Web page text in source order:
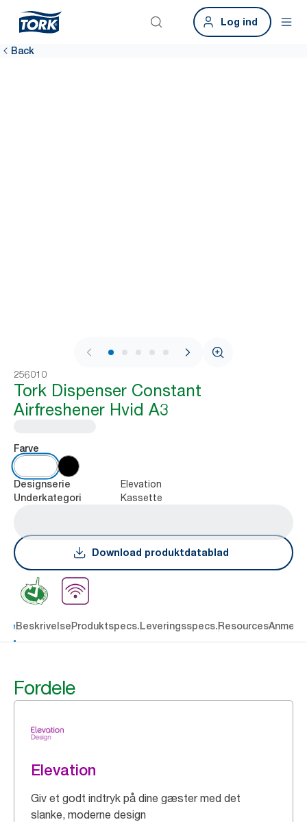
Log ind
Back
1 / 8
256010
Tork Dispenser Constant
Airfreshener Hvid A3
Farve
Designserie Elevation
Underkategori Kassette
Download produktdatablad
BeskrivelseProduktspecs.Leveringsspecs.Resources
Fordele
Elevation
Giv et godt indtryk på dine gæster med det
slanke, moderne design